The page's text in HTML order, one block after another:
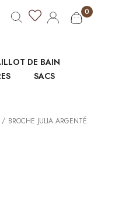
0
DE BAIN
SACS
/ BROCHE JULIA ARGENTÉ